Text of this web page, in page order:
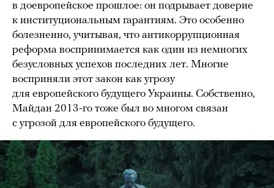
в доевропейское прошлое: он подрывает доверие
к институциональным гарантиям. Это особенно
болезненно, учитывая, что антикоррупционная
реформа воспринимается как один из немногих
безусловных успехов последних лет. Многие
восприняли этот закон как угрозу
для европейского будущего Украины. Собственно,
Майдан 2013-го тоже был во многом связан
с угрозой для европейского будущего.